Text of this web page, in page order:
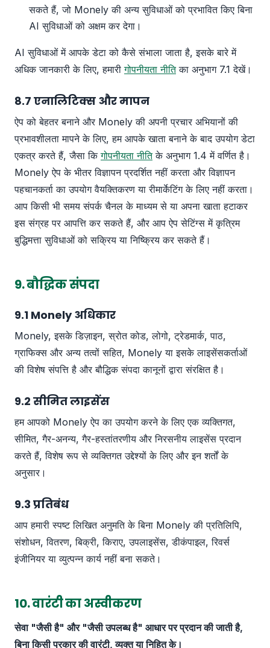
सकते हैं, जो Monely की अन्य सुविधाओं को प्रभावित किए बिना
AI सुविधाओं को अक्षम कर देगा।
AI सुविधाओं में आपके डेटा को कैसे संभाला जाता है, इसके बारे में
अधिक जानकारी के लिए, हमारीगोपनीयता नीतिका अनुभाग 7.1 देखें।
8.7 एनालिटिक्स और मापन
ऐप को बेहतर बनाने और Monely की अपनी प्रचार अभियानों की
प्रभावशीलता मापने के लिए, हम आपके खाता बनाने के बाद उपयोग डेटा
एकत्र करते हैं, जैसा किगोपनीयता नीतिके अनुभाग 1.4 में वर्णित है।
Monely ऐप के भीतर विज्ञापन प्रदर्शित नहीं करता और विज्ञापन
पहचानकर्ता का उपयोग वैयक्तिकरण या रीमार्केटिंग के लिए नहीं करता।
आप किसी भी समय संपर्क चैनल के माध्यम से या अपना खाता हटाकर
इस संग्रह पर आपत्ति कर सकते हैं, और आप ऐप सेटिंग्स में कृत्रिम
बुद्धिमत्ता सुविधाओं को सक्रिय या निष्क्रिय कर सकते हैं।
9. बौद्धिक संपदा
9.1 Monely अधिकार
Monely, इसके डिज़ाइन, स्रोत कोड, लोगो, ट्रेडमार्क, पाठ,
ग्राफिक्स और अन्य तत्वों सहित, Monely या इसके लाइसेंसकर्ताओं
की विशेष संपत्ति है और बौद्धिक संपदा कानूनों द्वारा संरक्षित है।
9.2 सीमित लाइसेंस
हम आपको Monely ऐप का उपयोग करने के लिए एक व्यक्तिगत,
सीमित, गैर-अनन्य, गैर-हस्तांतरणीय और निरसनीय लाइसेंस प्रदान
करते हैं, विशेष रूप से व्यक्तिगत उद्देश्यों के लिए और इन शर्तों के
अनुसार।
9.3 प्रतिबंध
आप हमारी स्पष्ट लिखित अनुमति के बिना Monely की प्रतिलिपि,
संशोधन, वितरण, बिक्री, किराए, उपलाइसेंस, डीकंपाइल, रिवर्स
इंजीनियर या व्युत्पन्न कार्य नहीं बना सकते।
10. वारंटी का अस्वीकरण
सेवा "जैसी है" और "जैसी उपलब्ध है" आधार पर प्रदान की जाती है,
बिना किसी प्रकार की वारंटी, व्यक्त या निहित के।